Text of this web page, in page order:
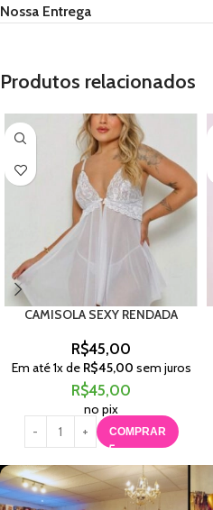
Nossa Entrega
Produtos relacionados
CAMISOLA SEXY RENDADA
R$45,00
Em até1x de R$45,00 sem juros
R$45,00
no pix
COMPRAR